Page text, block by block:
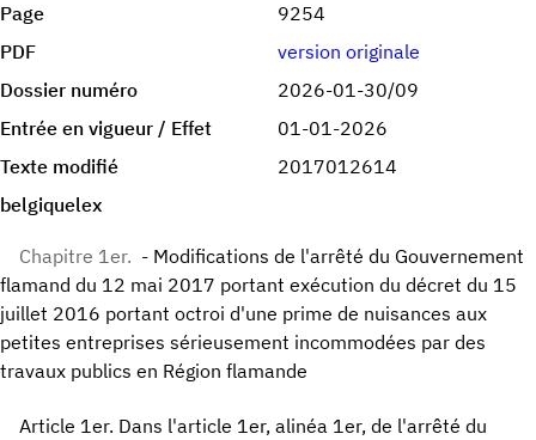
Page
9254
PDF
version originale
Dossier numéro
2026-01-30/09
Entrée en vigueur / Effet
01-01-2026
Texte modifié
2017012614
belgiquelex
Chapitre 1er. - Modifications de l'arrêté du Gouvernement
flamand du 12 mai 2017 portant exécution du décret du 15
juillet 2016 portant octroi d'une prime de nuisances aux
petites entreprises sérieusement incommodées par des
travaux publics en Région flamande
Article 1er. Dans l'article 1er, alinéa 1er, de l'arrêté du